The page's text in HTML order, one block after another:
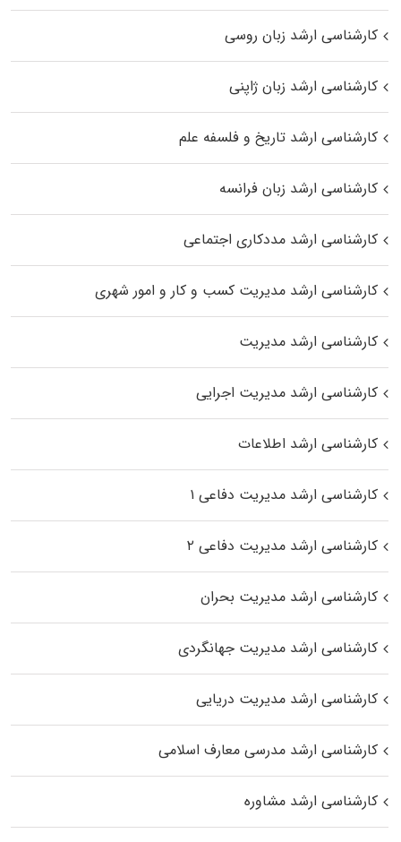
کارشناسی ارشد زبان روسی
کارشناسی ارشد زبان ژاپنی
کارشناسی ارشد تاریخ و فلسفه علم
کارشناسی ارشد زبان فرانسه
کارشناسی ارشد مددکاری اجتماعی
کارشناسی ارشد مدیریت کسب و کار و امور شهری
کارشناسی ارشد مدیریت
کارشناسی ارشد مدیریت اجرایی
کارشناسی ارشد اطلاعات
کارشناسی ارشد مدیریت دفاعی ۱
کارشناسی ارشد مدیریت دفاعی ۲
کارشناسی ارشد مدیریت بحران
کارشناسی ارشد مدیریت جهانگردی
کارشناسی ارشد مدیریت دریایی
کارشناسی ارشد مدرسی معارف اسلامی
کارشناسی ارشد مشاوره